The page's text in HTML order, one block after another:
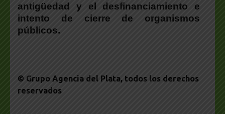
antigüedad y el desfinanciamiento e
intento de cierre de organismos
públicos.
© Grupo Agencia del Plata, todos los derechos
reservados